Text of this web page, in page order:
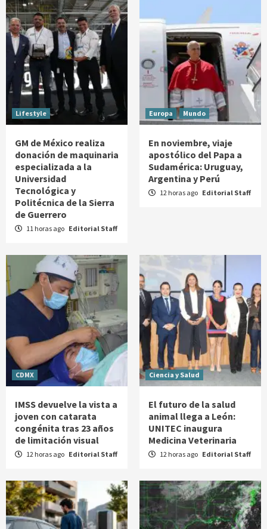
Lifestyle
GM de México realiza
donación de maquinaria
especializada a la
Universidad
Tecnológica y
Politécnica de la Sierra
de Guerrero
11 horas ago Editorial Staff
Europa Mundo
En noviembre, viaje
apostólico del Papa a
Sudamérica: Uruguay,
Argentina y Perú
12 horas ago Editorial Staff
CDMX
IMSS devuelve la vista a
joven con catarata
congénita tras 23 años
de limitación visual
12 horas ago Editorial Staff
Ciencia y Salud
El futuro de la salud
animal llega a León:
UNITEC inaugura
Medicina Veterinaria
12 horas ago Editorial Staff